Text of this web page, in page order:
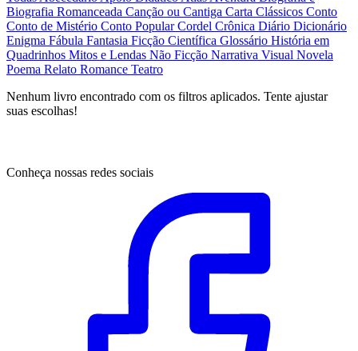
Biografia Romanceada Canção ou Cantiga Carta Clássicos Conto
Conto de Mistério Conto PopularCordel Crônica Diário Dicionário
Enigma Fábula Fantasia Ficção Científica Glossário História em
Quadrinhos Mitos e Lendas Não Ficção Narrativa Visual Novela
Poema Relato Romance Teatro
Nenhum livro encontrado com os filtros aplicados. Tente ajustar
suas escolhas!
Conheça nossas redes sociais